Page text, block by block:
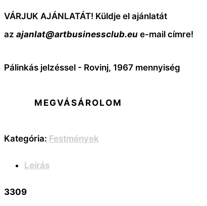
VÁRJUK AJÁNLATÁT! Küldje el ajánlatát
az ajanlat@artbusinessclub.eu e-mail címre!
Pálinkás jelzéssel - Rovinj, 1967 mennyiség
MEGVÁSÁROLOM
Kategória: Festmények
Leírás
3309